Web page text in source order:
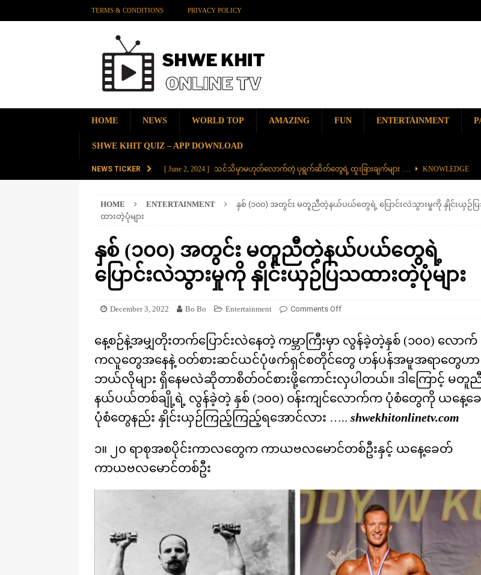
TERMS & CONDITIONS PRIVACY POLICY
HOME NEWS WORLD TOP AMAZING FUN ENTERTAINMENT
SHWE KHIT QUIZ – APP DOWNLOAD
NEWS TICKER [ June 2, 2024 ] သင်သိမှာမဟုတ်လောက်တဲ့ ပုရွက်ဆိတ်တွေရဲ့ ထူးခြားချက်များ …. KNOWLEDGE
[ November 28, 2023 ] တွဲပေါင်း (၆၀၀) ကျော်နဲ့ ကမ္ဘာ့အရှည်ဆုံး မီးရထားကြီး KNOWLEDGE
[ August 20, 2025 ] ဒိုင်နိုဆောတွေကို မျိုးတုံးစေခဲ့တဲ့ ဥက္ကာခဲကြီးရဲ့ အဖျက်စွမ်းအား ဘယ်လောက်ရှိခဲ့လဲ
KNOWLEDGE
HOME ENTERTAINMENT
နှစ် (၁၀၀) အတွင်း မတူညီတဲ့နယ်ပယ်တွေရဲ့ ပြောင်းလဲသွားမှုကို နှိုင်းယှဉ်ပ
ထားတဲ့ပုံများ
နှစ် (၁၀၀) အတွင်း မတူညီတဲ့နယ်ပယ်တွေရဲ့
ပြောင်းလဲသွားမှုကို နှိုင်းယှဉ်ပြသထားတဲ့ပုံများ
December 3, 2022 Bo Bo Entertainment Comments Off
နေ့စဉ်နဲ့အမျှတိုးတက်ပြောင်းလဲနေတဲ့ ကမ္ဘာကြီးမှာ လွန်ခဲ့တဲ့နှစ် (၁၀၀) လောက်
ကလူတွေအနေနဲ့ ဝတ်စားဆင်ယင်ပုံဖက်ရှင်စတိုင်တွေ ဟန်ပန်အမူအရာတွေဟာ
ဘယ်လိုများ ရှိနေမလဲဆိုတာစိတ်ဝင်စားဖို့ကောင်းလှပါတယ်။ ဒါကြောင့် မ
နယ်ပယ်တစ်ချို့ရဲ့ လွန်ခဲ့တဲ့ နှစ် (၁၀၀) ဝန်းကျင်လောက်က ပုံစံတွေကို ယနေ့ခ
ပုံစံတွေနည်း နှိုင်းယှဉ်ကြည့်ကြည့်ရအောင်လား ….. shwekhitonlinetv.com
၁။ ၂၀ ရာစုအစပိုင်းကာလတွေက ကာယဗလမောင်တစ်ဦးနှင့် ယနေ့ခေတ်
ကာယဗလမောင်တစ်ဦး